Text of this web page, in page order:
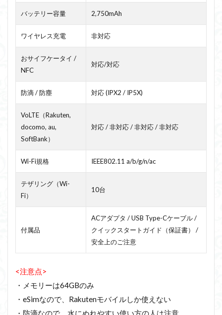
バッテリー容量 2,750mAh
ワイヤレス充電 非対応
おサイフケータイ /
NFC
対応/対応
防滴 / 防塵 対応 (IPX2 / IP5X)
VoLTE（Rakuten,
docomo, au,
SoftBank）
対応 / 非対応 / 非対応 / 非対応
Wi-Fi規格 IEEE802.11 a/b/g/n/ac
テザリング（Wi-
Fi）
10台
付属品
ACアダプタ / USB Type-Cケーブル /
クイックスタートガイド（保証書） /
安全上のご注意
<注意点>
・メモリーは64GBのみ
・eSimなので、Rakutenモバイルしか使えない
・防滴なので、水にぬれやすい使い方の人は注意